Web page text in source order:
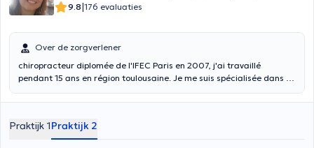
9.8|176 evaluaties
Over de zorgverlener
chiropracteur diplomée de l'IFEC Paris en 2007, j'ai travaillé
pendant 15 ans en région toulousaine. Je me suis spécialisée dans la
de ma carrière. En dehors du travail en cabinet libéral à Ath,
Toulouse depuis 2008.
Praktijk 1Praktijk 2